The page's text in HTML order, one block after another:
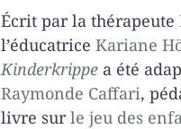
Écrit par la thérapeute
l’éducatriceKariane
Kinderkrippe a été
Raymonde Caffari,
livre surle jeu des